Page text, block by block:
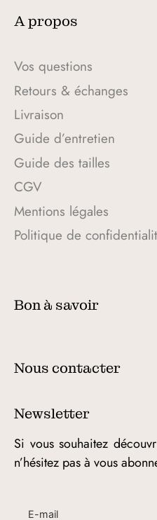
A propos
Vos questions
Retours & échanges
Livraison
Guide d’entretien
Guide des tailles
CGV
Mentions légales
Politique de
Bon à savoir
Nous contacter
Newsletter
Si vous souhaitez
n’hésitez pas à vous
E-mail